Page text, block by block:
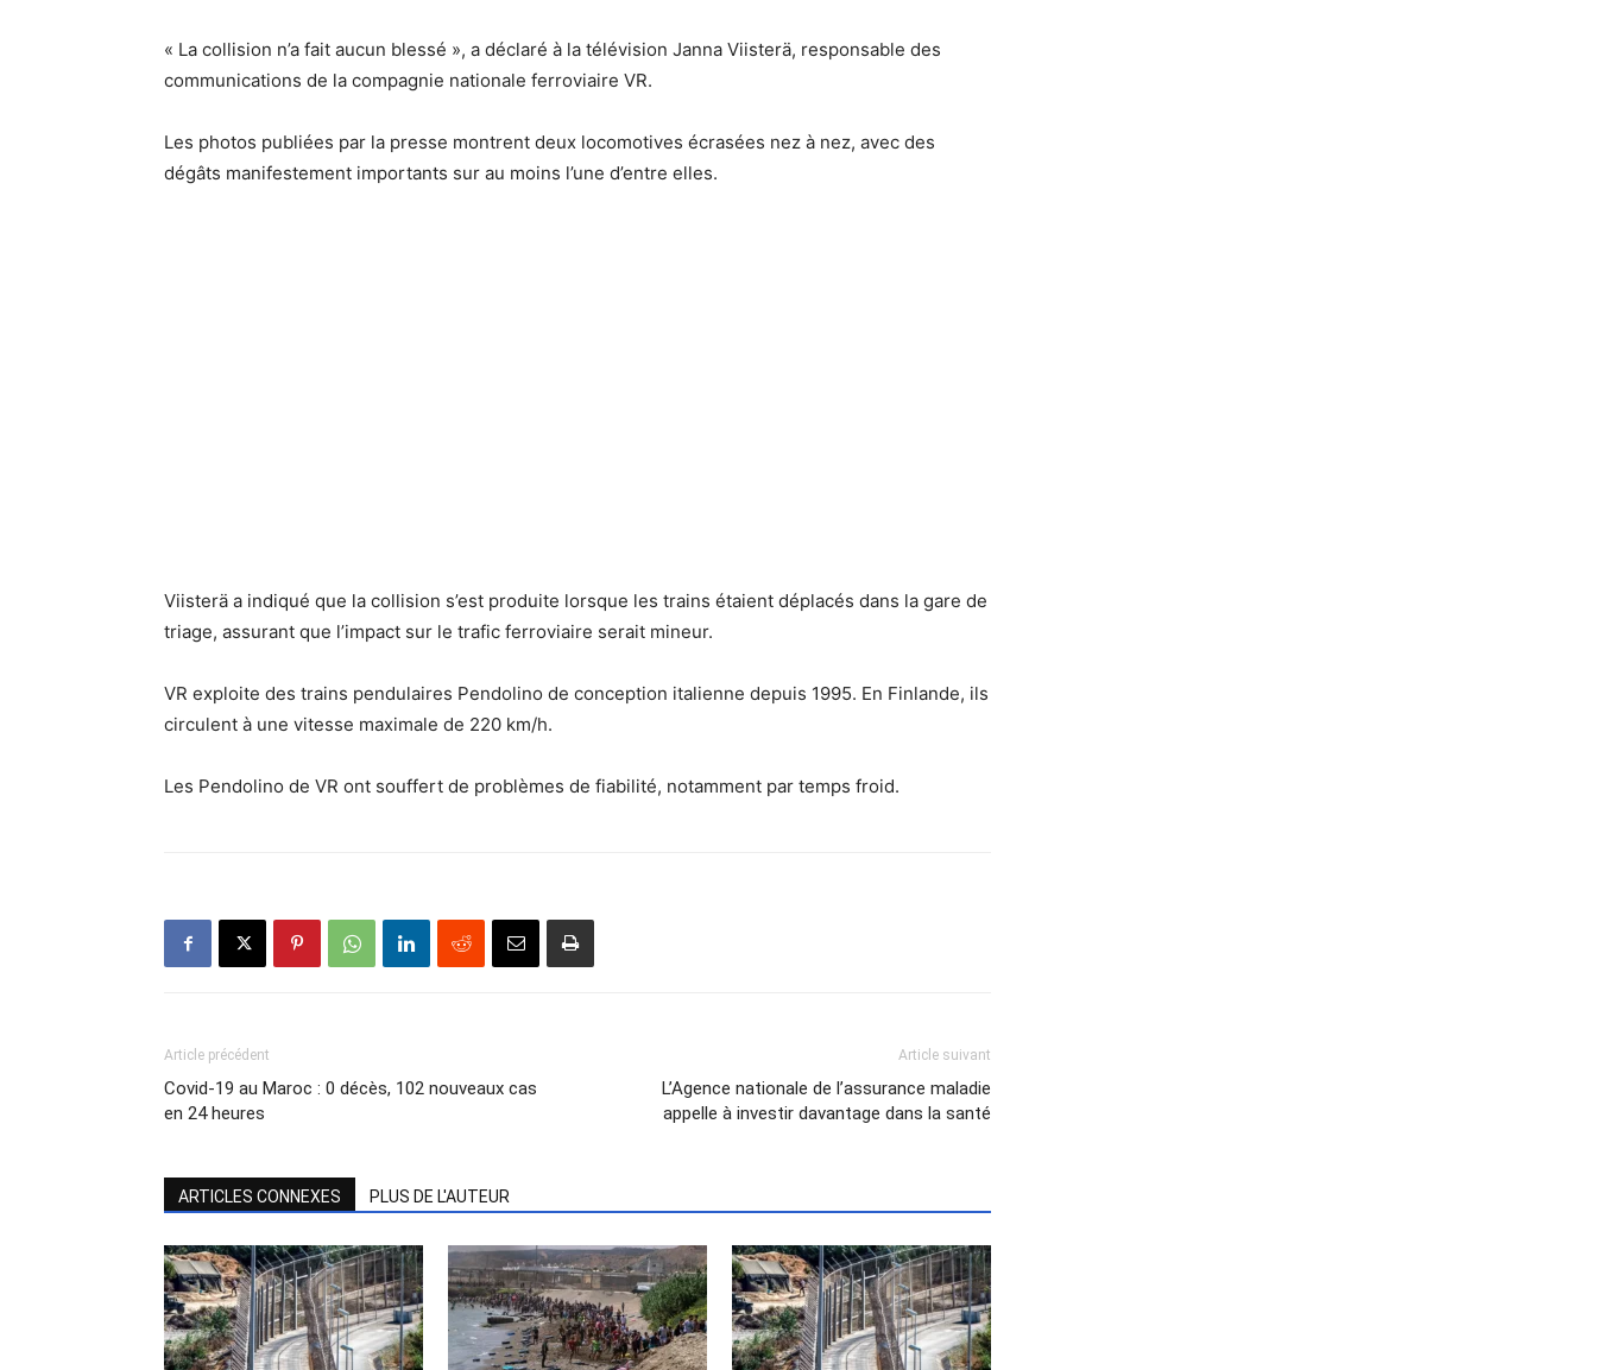
« La collision n’a fait aucun blessé », a déclaré à la télévision Janna Viisterä, responsable des
communications de la compagnie nationale ferroviaire VR.
Les photos publiées par la presse montrent deux locomotives écrasées nez à nez, avec des
dégâts manifestement importants sur au moins l’une d’entre elles.
Viisterä a indiqué que la collision s’est produite lorsque les trains étaient déplacés dans la gare de
triage, assurant que l’impact sur le trafic ferroviaire serait mineur.
VR exploite des trains pendulaires Pendolino de conception italienne depuis 1995. En Finlande, ils
circulent à une vitesse maximale de 220 km/h.
Les Pendolino de VR ont souffert de problèmes de fiabilité, notamment par temps froid.
Article précédent
Covid-19 au Maroc : 0 décès, 102 nouveaux cas
en 24 heures
Article suivant
L’Agence nationale de l’assurance maladie
appelle à investir davantage dans la santé
ARTICLES CONNEXES PLUS DE L'AUTEUR